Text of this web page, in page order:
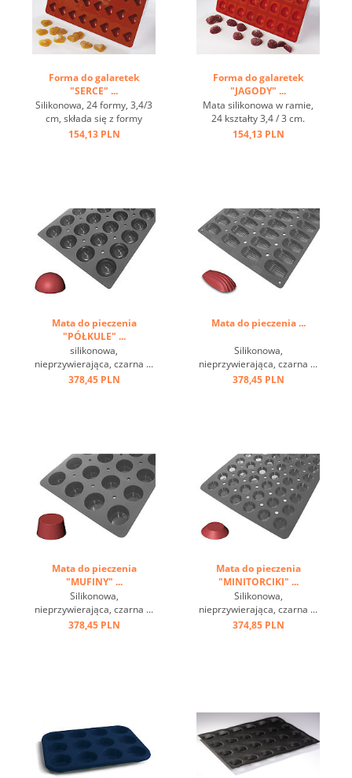
Forma do galaretek
"SERCE" ...
Silikonowa, 24 formy, 3,4/3
cm, składa się z formy
wierzchniej z 24 otworami, i
154,13 PLN
Forma do galaretek
"JAGODY" ...
Mata silikonowa w ramie,
24 kształty 3,4 / 3 cm.
Składa się z elastycznej
lejek, łatwo się rozbija ...
154,13 PLN
Mata do pieczenia
"PÓŁKULE" ...
silikonowa,
nieprzywierająca, czarna ...
378,45 PLN
Mata do pieczenia ...
Silikonowa,
nieprzywierająca, czarna ...
378,45 PLN
Mata do pieczenia
"MUFINY" ...
Silikonowa,
nieprzywierająca, czarna ...
378,45 PLN
Mata do pieczenia
"MINITORCIKI" ...
Silikonowa,
nieprzywierająca, czarna ...
374,85 PLN